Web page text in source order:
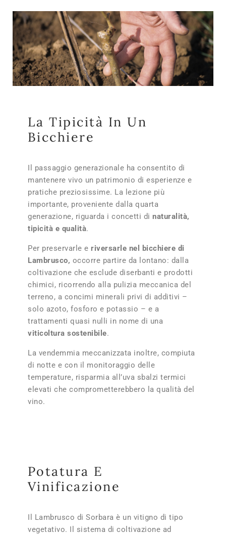
La Tipicità In Un
Bicchiere
Il passaggio generazionale ha consentito di
mantenere vivo un patrimonio di esperienze e
pratiche preziosissime. La lezione più
importante, proveniente dalla quarta
generazione, riguarda i concetti di naturalità,
tipicità e qualità.
Per preservarle e riversarle nel bicchiere di
Lambrusco, occorre partire da lontano: dalla
coltivazione che esclude diserbanti e prodotti
chimici, ricorrendo alla pulizia meccanica del
terreno, a concimi minerali privi di additivi –
solo azoto, fosforo e potassio – e a
trattamenti quasi nulli in nome di una
viticoltura sostenibile.
La vendemmia meccanizzata inoltre, compiuta
di notte e con il monitoraggio delle
temperature, risparmia all’uva sbalzi termici
elevati che comprometterebbero la qualità del
vino.
Potatura E
Vinificazione
Il Lambrusco di Sorbara è un vitigno di tipo
vegetativo. Il sistema di coltivazione ad